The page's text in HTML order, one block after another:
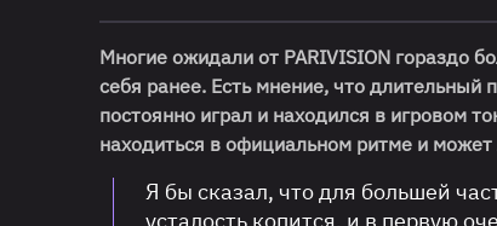
Многие ожидали от PARIVISION гораздо
себя ранее. Есть мнение, что
постоянно играл и находился в игровом
находиться в официальном ритме и
Я бы сказал, что для большей
усталость копится, и в первую